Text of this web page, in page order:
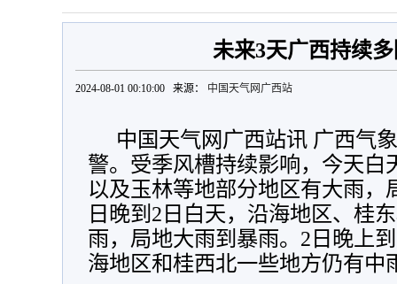
未来3天广西持续
2024-08-01 00:10:00 来源： 中国天气网广西站
中国天气网广西站讯 广西气
警。受季风槽持续影响，今天白
以及玉林等地部分地区有大雨，
日晚到2日白天，沿海地区、桂
雨，局地大雨到暴雨。2日晚上
海地区和桂西北一些地方仍有中